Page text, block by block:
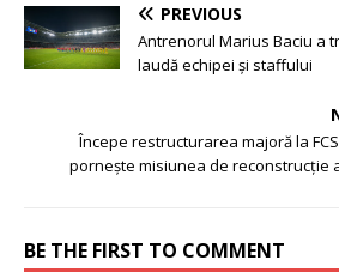
PREVIOUS
Antrenorul Marius Baciu a
laudă echipei și staffului
Începe restructurarea majoră la
pornește misiunea de reconstrucție
BE THE FIRST TO COMMENT